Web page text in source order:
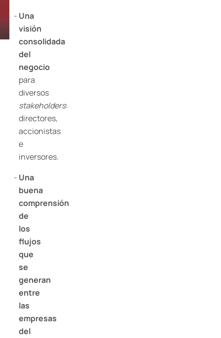
Una
visión
consolidada
del
negocio
para
diversos
stakeholders:
directores,
accionistas
e
inversores.
Una
buena
comprensión
de
los
flujos
que
se
generan
entre
las
empresas
del